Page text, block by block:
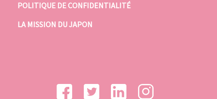
POLITIQUE DE CONFIDENTIALITÉ
LA MISSION DU JAPON